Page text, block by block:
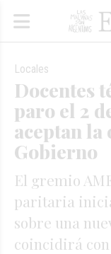
Docentes
paro el 2
aceptan
Gobierno
El gremio
paritaria
sobre una
coincidirá
Locales